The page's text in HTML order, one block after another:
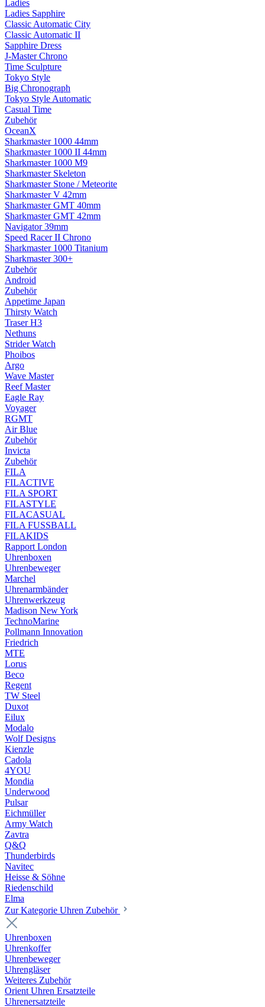
Ladies
Ladies Sapphire
Classic Automatic City
Classic Automatic II
Sapphire Dress
J-Master Chrono
Time Sculpture
Tokyo Style
Big Chronograph
Tokyo Style Automatic
Casual Time
Zubehör
OceanX
Sharkmaster 1000 44mm
Sharkmaster 1000 II 44mm
Sharkmaster 1000 M9
Sharkmaster Skeleton
Sharkmaster Stone / Meteorite
Sharkmaster V 42mm
Sharkmaster GMT 40mm
Sharkmaster GMT 42mm
Navigator 39mm
Speed Racer II Chrono
Sharkmaster 1000 Titanium
Sharkmaster 300+
Zubehör
Android
Zubehör
Appetime Japan
Thirsty Watch
Traser H3
Nethuns
Strider Watch
Phoibos
Argo
Wave Master
Reef Master
Eagle Ray
Voyager
RGMT
Air Blue
Zubehör
Invicta
Zubehör
FILA
FILACTIVE
FILA SPORT
FILASTYLE
FILACASUAL
FILA FUSSBALL
FILAKIDS
Rapport London
Uhrenboxen
Uhrenbeweger
Marchel
Uhrenarmbänder
Uhrenwerkzeug
Madison New York
TechnoMarine
Pollmann Innovation
Friedrich
MTE
Lorus
Beco
Regent
TW Steel
Duxot
Eilux
Modalo
Wolf Designs
Kienzle
Cadola
4YOU
Mondia
Underwood
Pulsar
Eichmüller
Army Watch
Zavtra
Q&Q
Thunderbirds
Navitec
Heisse & Söhne
Riedenschild
Elma
Zur Kategorie Uhren Zubehör
Uhrenboxen
Uhrenkoffer
Uhrenbeweger
Uhrengläser
Weiteres Zubehör
Orient Uhren Ersatzteile
Uhrenersatzteile